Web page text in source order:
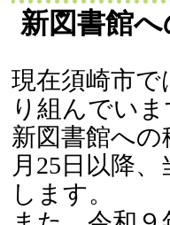
新図書館
現在須崎市で
り組んでいま
新図書館へ
月25日以降
します。